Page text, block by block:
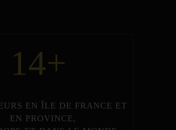
14+
EN ÎLE DE FRANCE ET
EN PROVINCE,